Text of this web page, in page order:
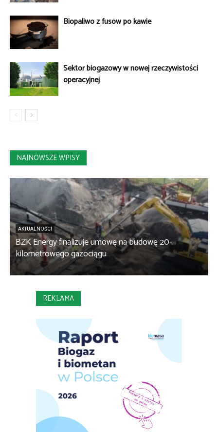
Biopaliwo z fusów po kawie
Sektor biogazowy w nowej rzeczywistości
operacyjnej
NAJNOWSZE WPISY
AKTUALNOŚCI
BZK Energy finalizuje umowę na budowę 20-
kilometrowego gazociągu
REKLAMA